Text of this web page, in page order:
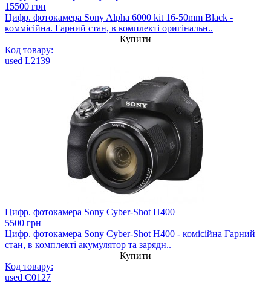
15500 грн
Цифр. фотокамера Sony Alpha 6000 kit 16-50mm Black -
коммісійна. Гарний стан, в комплекті оригінальн..
Купити
Код товару:
used L2139
Цифр. фотокамера Sony Cyber-Shot H400
5500 грн
Цифр. фотокамера Sony Cyber-Shot H400 - комісійна Гарний
стан, в комплекті акумулятор та зарядн..
Купити
Код товару:
used C0127